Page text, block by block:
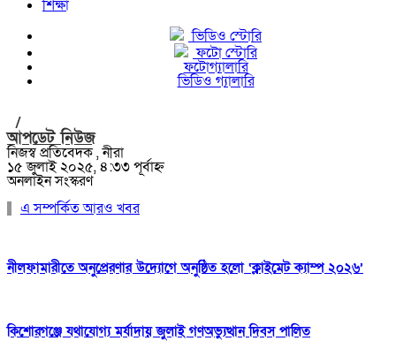
শিক্ষা
ভিডিও স্টোরি
ফটো স্টোরি
ফটোগ্যালারি
ভিডিও গ্যালারি
/
আপডেট নিউজ
নিজস্ব প্রতিবেদক , নীরা
১৫ জুলাই ২০২৫, ৪:৩৩ পূর্বাহ্ন
অনলাইন সংস্করণ
এ সম্পর্কিত আরও খবর
নীলফামারীতে অনুপ্রেরণার উদ্যোগে অনুষ্ঠিত হলো ‘ক্লাইমেট ক্যাম্প ২০২৬’
কিশোরগঞ্জে যথাযোগ্য মর্যাদায় জুলাই গণঅভ্যুত্থান দিবস পালিত